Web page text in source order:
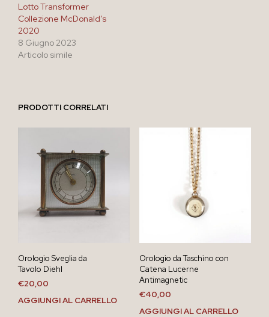
Lotto Transformer
Collezione McDonald’s
2020
8 Giugno 2023
Articolo simile
PRODOTTI CORRELATI
Orologio Sveglia da
Tavolo Diehl
€20,00
AGGIUNGI AL CARRELLO
Orologio da Taschino con
Catena Lucerne
Antimagnetic
€40,00
AGGIUNGI AL CARRELLO